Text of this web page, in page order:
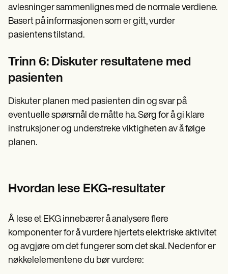
avlesninger sammenlignes med de normale verdiene.
Basert på informasjonen som er gitt, vurder
pasientens tilstand.
Trinn 6: Diskuter resultatene med
pasienten
Diskuter planen med pasienten din og svar på
eventuelle spørsmål de måtte ha. Sørg for å gi klare
instruksjoner og understreke viktigheten av å følge
planen.
Hvordan lese EKG-resultater
Å lese et EKG innebærer å analysere flere
komponenter for å vurdere hjertets elektriske aktivitet
og avgjøre om det fungerer som det skal. Nedenfor er
nøkkelelementene du bør vurdere: